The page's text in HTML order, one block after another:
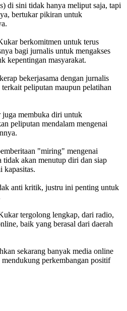
di sini tidak hanya meliput saja, tapi
bertukar pikiran untuk
berkomitmen untuk terus
bagi jurnalis untuk mengakses
kepentingan masyarakat.
bekerjasama dengan jurnalis
peliputan maupun pelatihan
membuka diri untuk
peliputan mendalam mengenai
"miring" mengenai
akan menutup diri dan siap
kapasitas.
anti kritik, justru ini penting untuk
tergolong lengkap, dari radio,
baik yang berasal dari daerah
sekarang banyak media online
perkembangan positif